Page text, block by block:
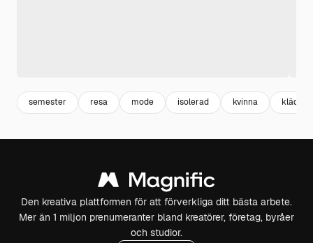
semester resa mode isolerad kvinna kläder
Den kreativa plattformen för att förverkliga ditt bästa arbete.
Mer än 1 miljon prenumeranter bland kreatörer, företag, byråer
och studior.